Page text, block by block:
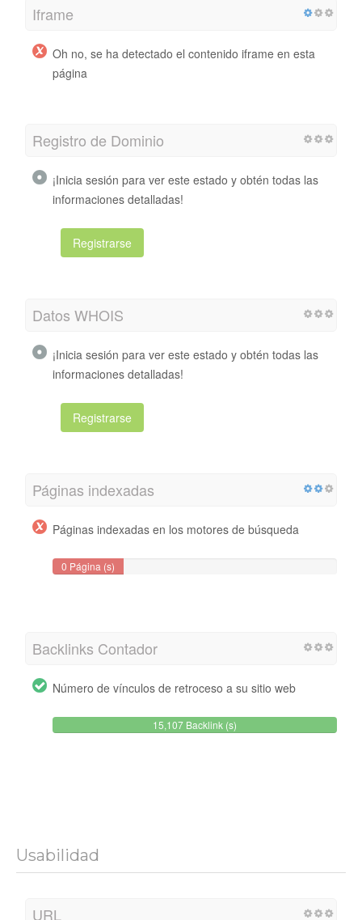
Iframe
Oh no, se ha detectado el contenido iframe en esta
página
Registro de Dominio
¡Inicia sesión para ver este estado y obtén todas las
informaciones detalladas!
Registrarse
Datos WHOIS
¡Inicia sesión para ver este estado y obtén todas las
informaciones detalladas!
Registrarse
Páginas indexadas
Páginas indexadas en los motores de búsqueda
0 Página (s)
Backlinks Contador
Número de vínculos de retroceso a su sitio web
15,107 Backlink (s)
Usabilidad
URL